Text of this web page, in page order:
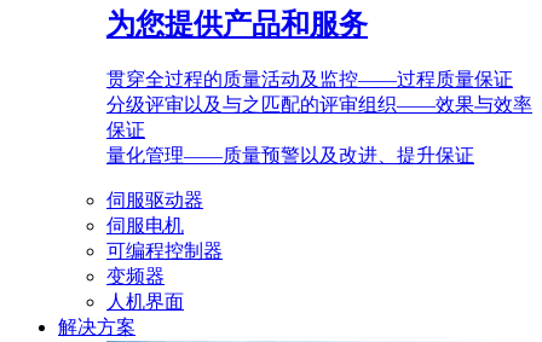
为您提供产品和服务
贯穿全过程的质量活动及监控——过程质量保证
分级评审以及与之匹配的评审组织——效果与效率
保证
量化管理——质量预警以及改进、提升保证
伺服驱动器
伺服电机
可编程控制器
变频器
人机界面
解决方案